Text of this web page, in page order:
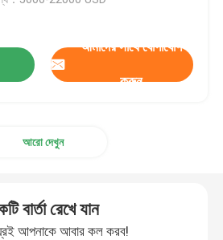
আমাদের সাথে যোগাযোগ
করুন
আরো দেখুন
বার্তা রেখে যান
আপনাকে আবার কল করব!